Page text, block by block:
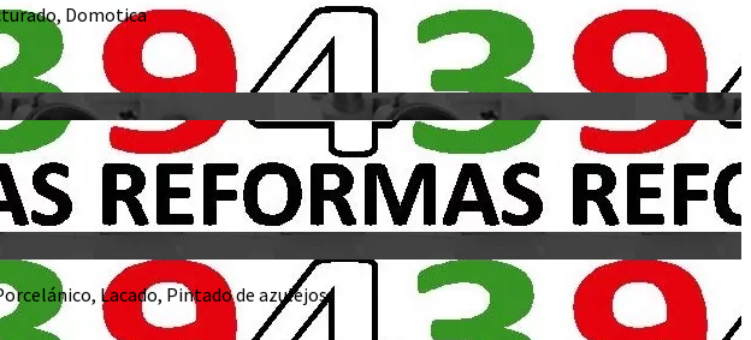
Domotica
Lacado, Pintado de azulejos